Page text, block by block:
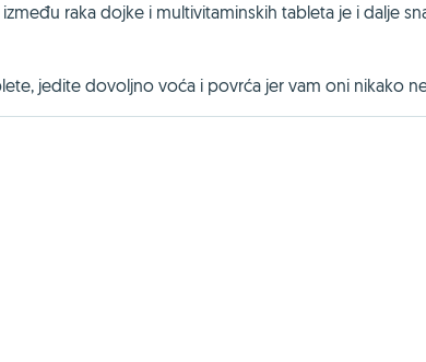
raka dojke i multivitaminskih tableta je i dalje
jedite dovoljno voća i povrća jer vam oni nikako